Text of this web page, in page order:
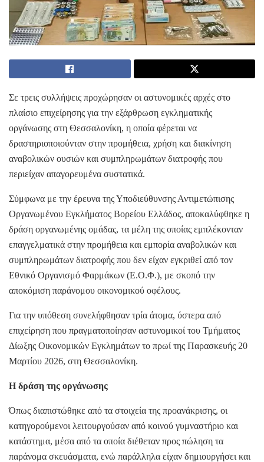
Σε τρεις συλλήψεις προχώρησαν οι αστυνομικές αρχές στο
πλαίσιο επιχείρησης για την εξάρθρωση εγκληματικής
οργάνωσης στη Θεσσαλονίκη, η οποία φέρεται να
δραστηριοποιούνταν στην προμήθεια, χρήση και διακίνηση
αναβολικών ουσιών και συμπληρωμάτων διατροφής που
περιείχαν απαγορευμένα συστατικά.
Σύμφωνα με την έρευνα της Υποδιεύθυνσης Αντιμετώπισης
Οργανωμένου Εγκλήματος Βορείου Ελλάδος, αποκαλύφθηκε η
δράση οργανωμένης ομάδας, τα μέλη της οποίας εμπλέκονταν
επαγγελματικά στην προμήθεια και εμπορία αναβολικών και
συμπληρωμάτων διατροφής που δεν είχαν εγκριθεί από τον
Εθνικό Οργανισμό Φαρμάκων (Ε.Ο.Φ.), με σκοπό την
αποκόμιση παράνομου οικονομικού οφέλους.
Για την υπόθεση συνελήφθησαν τρία άτομα, ύστερα από
επιχείρηση που πραγματοποίησαν αστυνομικοί του Τμήματος
Δίωξης Οικονομικών Εγκλημάτων το πρωί της Παρασκευής 20
Μαρτίου 2026, στη Θεσσαλονίκη.
Η δράση της οργάνωσης
Όπως διαπιστώθηκε από τα στοιχεία της προανάκρισης, οι
κατηγορούμενοι λειτουργούσαν από κοινού γυμναστήριο και
κατάστημα, μέσα από τα οποία διέθεταν προς πώληση τα
παράνομα σκευάσματα, ενώ παράλληλα είχαν δημιουργήσει και